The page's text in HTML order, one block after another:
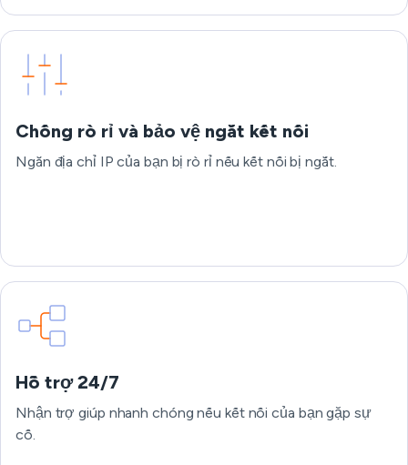
Chống rò rỉ và bảo vệ ngắt kết nối
Ngăn địa chỉ IP của bạn bị rò rỉ nếu kết nối bị ngắt.
Hỗ trợ 24/7
Nhận trợ giúp nhanh chóng nếu kết nối của bạn gặp sự
cố.